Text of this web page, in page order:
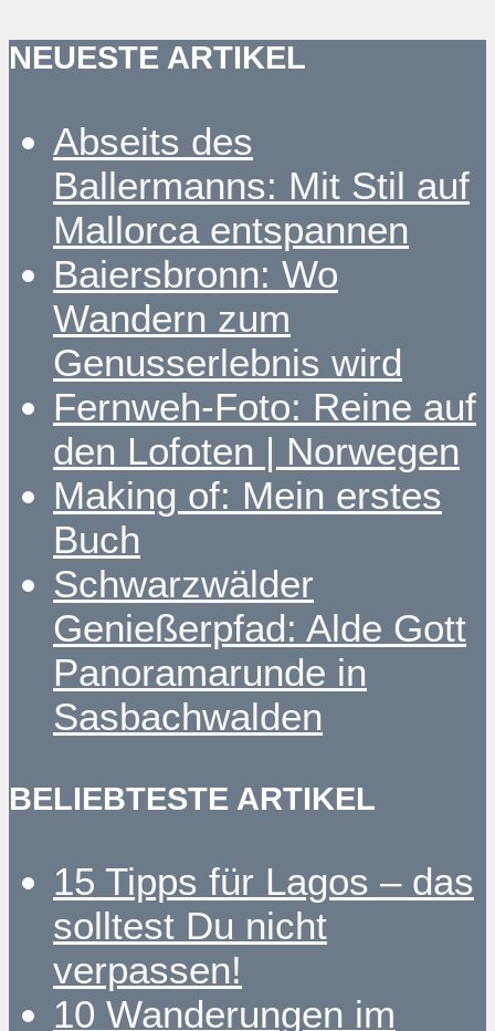
NEUESTE ARTIKEL
Abseits des
Ballermanns: Mit Stil auf
Mallorca entspannen
Baiersbronn: Wo
Wandern zum
Genusserlebnis wird
Fernweh-Foto: Reine auf
den Lofoten | Norwegen
Making of: Mein erstes
Buch
Schwarzwälder
Genießerpfad: Alde Gott
Panoramarunde in
Sasbachwalden
BELIEBTESTE ARTIKEL
15 Tipps für Lagos – das
solltest Du nicht
verpassen!
10 Wanderungen im